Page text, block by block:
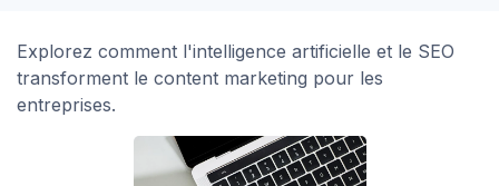
Explorez comment l'intelligence artificielle et le SEO
transforment le content marketing pour les
entreprises.